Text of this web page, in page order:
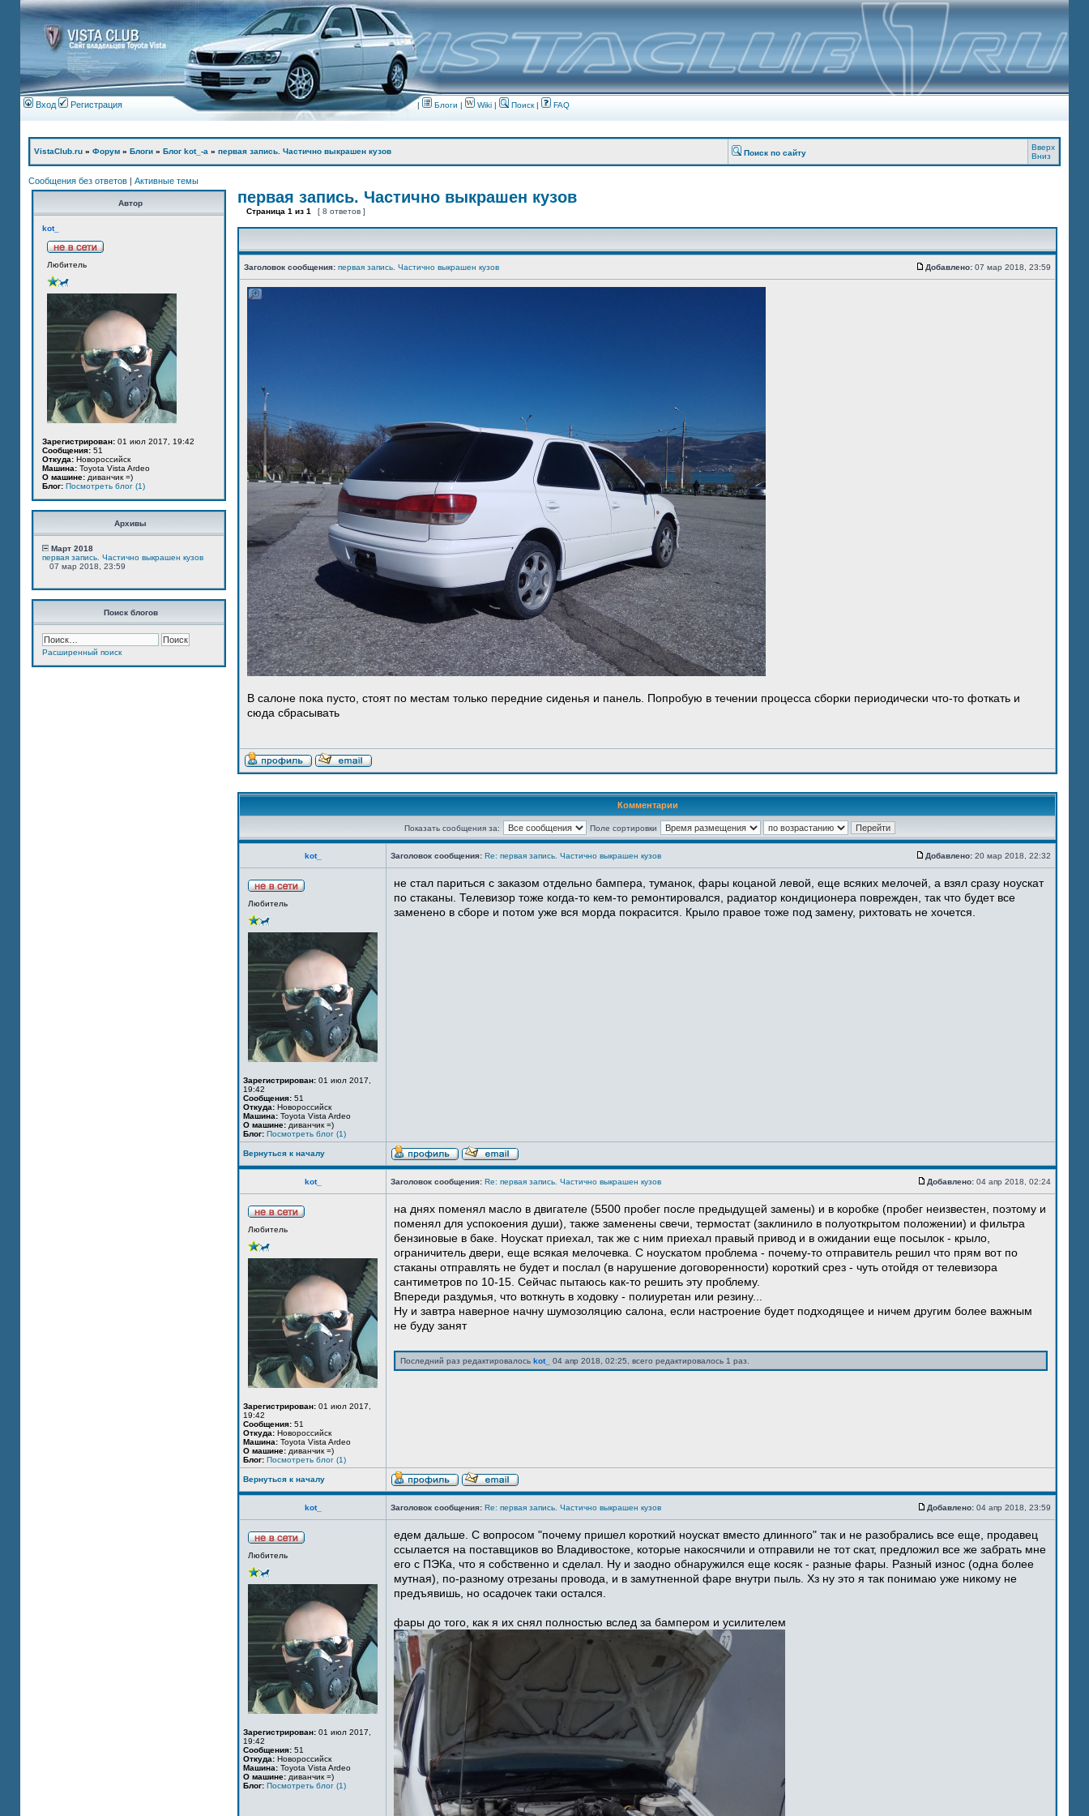
Вход Регистрация | Блоги | Wiki | Поиск| FAQ
VistaClub.ru » Форум » Блоги » Блог kot_-а » первая запись. Частично выкрашен кузов Поиск по сайту
Вверх
Вниз
Сообщения без ответов | Активные темы
Автор
kot_
Любитель
Зарегистрирован: 01 июл 2017, 19:42
Сообщения: 51
Откуда: Новороссийск
Машина: Toyota Vista Ardeo
О машине: диванчик =)
Блог: Посмотреть блог (1)
Архивы
Март 2018
первая запись. Частично выкрашен кузов
07 мар 2018, 23:59
Поиск блогов
Расширенный поиск
первая запись. Частично выкрашен кузов
Страница 1 из 1 [ 8 ответов ]
Заголовок сообщения: первая запись. Частично выкрашен кузов Добавлено: 07 мар 2018, 23:59
В салоне пока пусто, стоят по местам только передние сиденья и панель. Попробую в течении процесса сборки периодически что-то фоткать и
сюда сбрасывать
Комментарии
Показать сообщения за: Поле сортировки
kot_ Заголовок сообщения: Re: первая запись. Частично выкрашен кузов Добавлено: 20 мар 2018, 22:32
Любитель
Зарегистрирован: 01 июл 2017,
19:42
Сообщения: 51
Откуда: Новороссийск
Машина: Toyota Vista Ardeo
О машине: диванчик =)
Блог: Посмотреть блог (1)
не стал париться с заказом отдельно бампера, туманок, фары коцаной левой, еще всяких мелочей, а взял сразу ноускат
по стаканы. Телевизор тоже когда-то кем-то ремонтировался, радиатор кондиционера поврежден, так что будет все
заменено в сборе и потом уже вся морда покрасится. Крыло правое тоже под замену, рихтовать не хочется.
Вернуться к началу
kot_ Заголовок сообщения: Re: первая запись. Частично выкрашен кузов Добавлено: 04 апр 2018, 02:24
Любитель
Зарегистрирован: 01 июл 2017,
19:42
Сообщения: 51
Откуда: Новороссийск
Машина: Toyota Vista Ardeo
О машине: диванчик =)
Блог: Посмотреть блог (1)
на днях поменял масло в двигателе (5500 пробег после предыдущей замены) и в коробке (пробег неизвестен, поэтому и
поменял для успокоения души), также заменены свечи, термостат (заклинило в полуоткрытом положении) и фильтра
бензиновые в баке. Ноускат приехал, так же с ним приехал правый привод и в ожидании еще посылок - крыло,
ограничитель двери, еще всякая мелочевка. С ноускатом проблема - почему-то отправитель решил что прям вот по
стаканы отправлять не будет и послал (в нарушение договоренности) короткий срез - чуть отойдя от телевизора
сантиметров по 10-15. Сейчас пытаюсь как-то решить эту проблему.
Впереди раздумья, что воткнуть в ходовку - полиуретан или резину...
Ну и завтра наверное начну шумозоляцию салона, если настроение будет подходящее и ничем другим более важным
не буду занят
Последний раз редактировалось kot_ 04 апр 2018, 02:25, всего редактировалось 1 раз.
Вернуться к началу
kot_ Заголовок сообщения: Re: первая запись. Частично выкрашен кузов Добавлено: 04 апр 2018, 23:59
Любитель
Зарегистрирован: 01 июл 2017,
19:42
Сообщения: 51
Откуда: Новороссийск
Машина: Toyota Vista Ardeo
О машине: диванчик =)
Блог: Посмотреть блог (1)
едем дальше. С вопросом "почему пришел короткий ноускат вместо длинного" так и не разобрались все еще, продавец
ссылается на поставщиков во Владивостоке, которые накосячили и отправили не тот скат, предложил все же забрать мне
его с ПЭКа, что я собственно и сделал. Ну и заодно обнаружился еще косяк - разные фары. Разный износ (одна более
мутная), по-разному отрезаны провода, и в замутненной фаре внутри пыль. Хз ну это я так понимаю уже никому не
предъявишь, но осадочек таки остался.
фары до того, как я их снял полностью вслед за бампером и усилителем